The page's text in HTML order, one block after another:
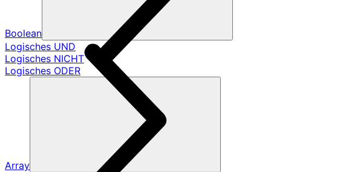
Boolean
Logisches UND
Logisches NICHT
Logisches ODER
Array